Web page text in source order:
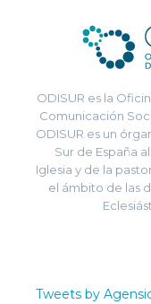
ODISUR es la
Comunicación
ODISUR es un
Sur de España
Iglesia y de la
el ámbito de las
Tweets by